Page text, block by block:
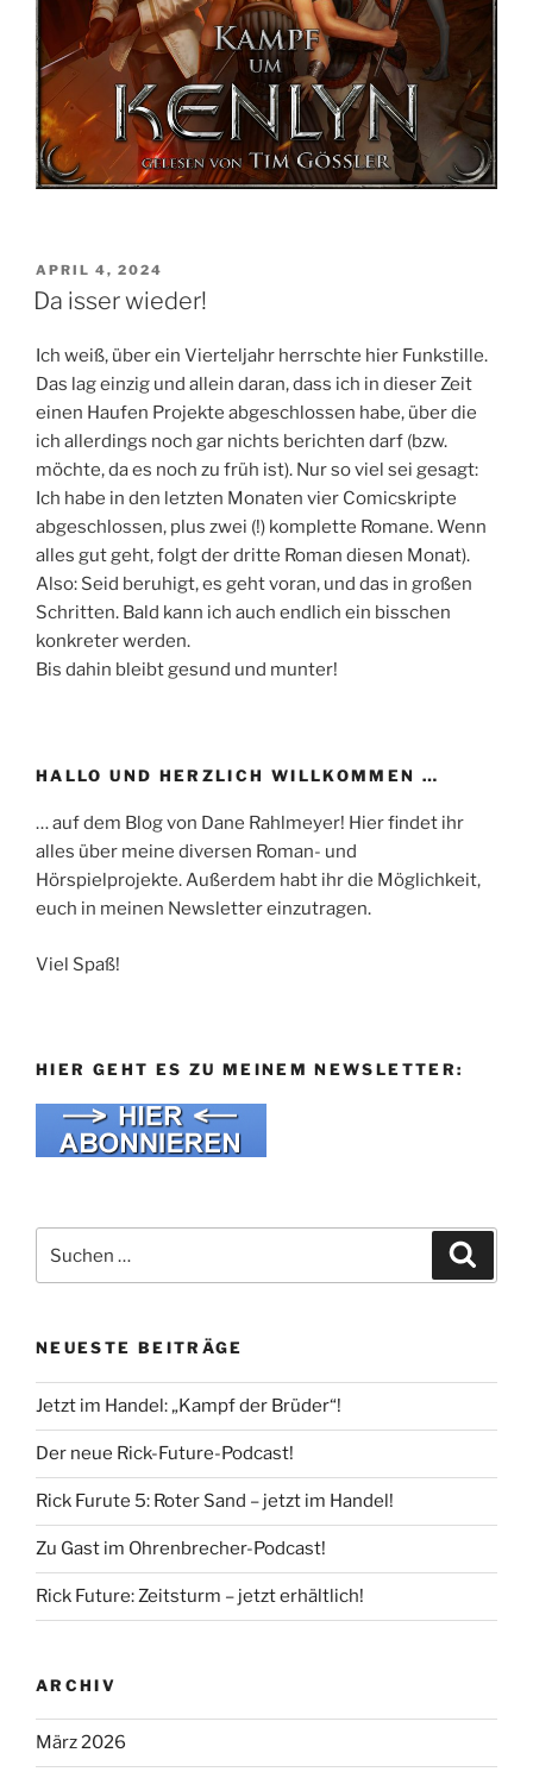
VERÖFFENTLICHT
AM
APRIL 4, 2024
Da isser wieder!
Ich weiß, über ein Vierteljahr herrschte hier Funkstille.
Das lag einzig und allein daran, dass ich in dieser Zeit
einen Haufen Projekte abgeschlossen habe, über die
ich allerdings noch gar nichts berichten darf (bzw.
möchte, da es noch zu früh ist). Nur so viel sei gesagt:
Ich habe in den letzten Monaten vier Comicskripte
abgeschlossen, plus zwei (!) komplette Romane. Wenn
alles gut geht, folgt der dritte Roman diesen Monat).
Also: Seid beruhigt, es geht voran, und das in großen
Schritten. Bald kann ich auch endlich ein bisschen
konkreter werden.
Bis dahin bleibt gesund und munter!
HALLO UND HERZLICH WILLKOMMEN …
… auf dem Blog von Dane Rahlmeyer! Hier findet ihr
alles über meine diversen Roman- und
Hörspielprojekte. Außerdem habt ihr die Möglichkeit,
euch in meinen Newsletter einzutragen.
Viel Spaß!
HIER GEHT ES ZU MEINEM NEWSLETTER:
nach:
NEUESTE BEITRÄGE
Jetzt im Handel: „Kampf der Brüder“!
Der neue Rick-Future-Podcast!
Rick Furute 5: Roter Sand – jetzt im Handel!
Zu Gast im Ohrenbrecher-Podcast!
Rick Future: Zeitsturm – jetzt erhältlich!
ARCHIV
März 2026